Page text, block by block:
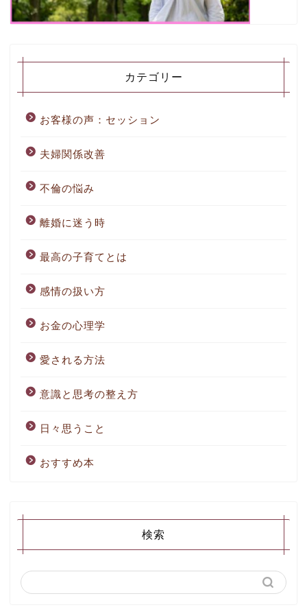
カテゴリー
お客様の声：セッション
夫婦関係改善
不倫の悩み
離婚に迷う時
最高の子育てとは
感情の扱い方
お金の心理学
愛される方法
意識と思考の整え方
日々思うこと
おすすめ本
検索